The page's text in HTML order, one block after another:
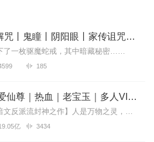
棺咒 | 古墓解咒丨鬼瞳丨阴阳眼丨家传诅咒丨物理驱魔
了一枚驱魔蛇戒，其中暗藏秘密……
185
蛊真人｜大爱仙尊｜热血｜老宝玉｜多人VIP免费有声剧
内容简介【黑暗文反派流封神之作】人是万物之灵，蛊是天地真精。一个穿越者不断重生的故事。一个养蛊、炼蛊、用蛊的奇特世界。配音组（男角色）老宝玉旁白...
亿 3434